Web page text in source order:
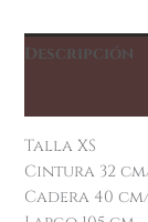
Descripción
Talla XS
Cintura 32
Cadera 40